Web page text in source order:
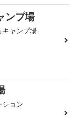
ンプ場
キャンプ場
ション